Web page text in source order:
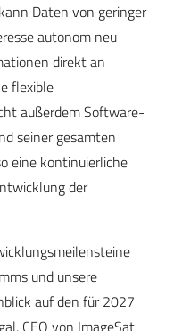
Daten von geringer
autonom neu
direkt an
flexible
außerdem Software-
seiner gesamten
eine kontinuierliche
der
und unsere
auf den für 2027